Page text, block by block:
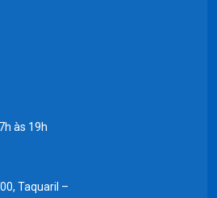
às 19h
Taquaril –